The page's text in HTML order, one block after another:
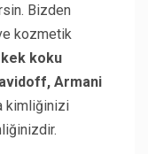
Bizden
kozmetik
koku
Armani
kimliğinizi